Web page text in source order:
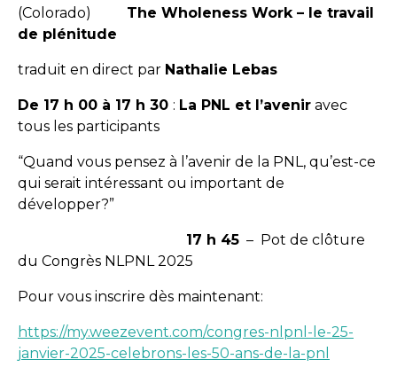
(Colorado) The Wholeness Work – le travail
de plénitude
traduit en direct par Nathalie Lebas
De 17 h 00 à 17 h 30 : La PNL et l’avenir avec
tous les participants
“Quand vous pensez à l’avenir de la PNL, qu’est-ce
qui serait intéressant ou important de
développer?”
17 h 45 – Pot de clôture
du Congrès NLPNL 2025
Pour vous inscrire dès maintenant:
https://my.weezevent.com/congres-nlpnl-le-25-
janvier-2025-celebrons-les-50-ans-de-la-pnl